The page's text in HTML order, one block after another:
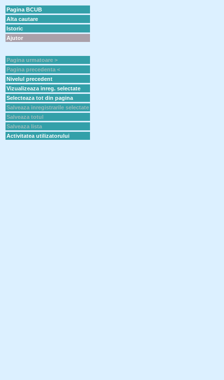
Pagina BCUB
Alta cautare
Istoric
Ajutor
Pagina urmatoare >
Pagina precedenta <
Nivelul precedent
Vizualizeaza inreg. selectate
Selecteaza tot din pagina
Salveaza inregistrarile selectate
Salveaza totul
Salveaza lista
Activitatea utilizatorului